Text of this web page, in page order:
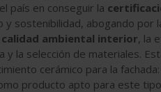
país en conseguir la
y sostenibilidad, abogando por
calidad ambiental interior, la
y la selección de materiales.
cerámico para la fachada:
producto apto para este